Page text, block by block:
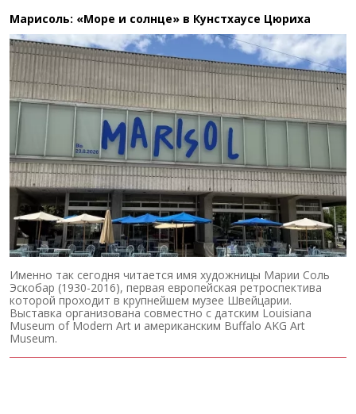
Марисоль: «Море и солнце» в Кунстхаусе Цюриха
Именно так сегодня читается имя художницы Марии Соль
Эскобар (1930-2016), первая европейская ретроспектива
которой проходит в крупнейшем музее Швейцарии.
Выставка организована совместно с датским Louisiana
Museum of Modern Art и американским Buffalo AKG Art
Museum.